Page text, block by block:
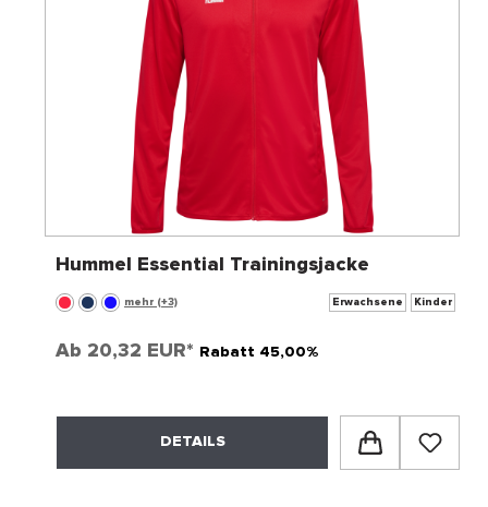
Hummel Essential Trainingsjacke
mehr (+3) Erwachsene Kinder
Ab 20,32 EUR* Rabatt 45,00%
DETAILS